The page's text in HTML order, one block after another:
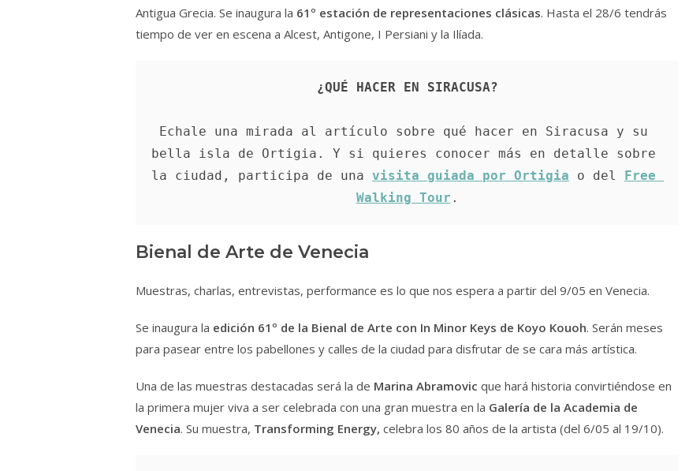
Antigua Grecia. Se inaugura la 61º estación de representaciones clásicas. Hasta el 28/6 tendrás
tiempo de ver en escena a Alcest, Antigone, I Persiani y la Ilíada.
¿QUÉ HACER EN SIRACUSA?
Echale una mirada al artículo sobre qué hacer en Siracusa y su
bella isla de Ortigia. Y si quieres conocer más en detalle sobre
la ciudad, participa de una visita guiada por Ortigia o del Free
Walking Tour .
Bienal de Arte de Venecia
Muestras, charlas, entrevistas, performance es lo que nos espera a partir del 9/05 en Venecia.
Se inaugura la edición 61º de la Bienal de Arte con In Minor Keys de Koyo Kouoh. Serán meses
para pasear entre los pabellones y calles de la ciudad para disfrutar de se cara más artística.
Una de las muestras destacadas será la de Marina Abramovic que hará historia convirtiéndose en
la primera mujer viva a ser celebrada con una gran muestra en la Galería de la Academia de
Venecia. Su muestra, Transforming Energy, celebra los 80 años de la artista (del 6/05 al 19/10).